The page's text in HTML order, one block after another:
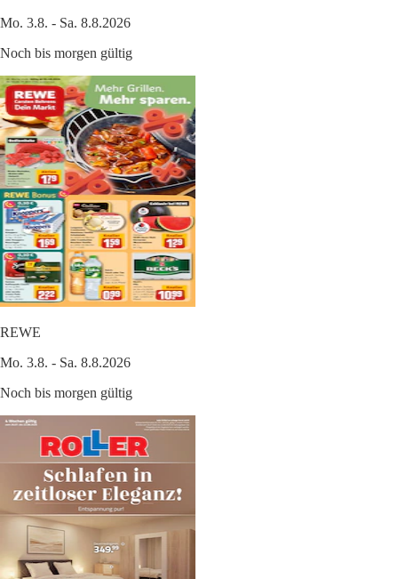
Mo. 3.8. - Sa. 8.8.2026
Noch bis morgen gültig
REWE
Mo. 3.8. - Sa. 8.8.2026
Noch bis morgen gültig